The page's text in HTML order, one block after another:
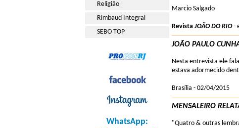
Religião
Rimbaud Integral
SEBO TOP
WhatsApp:
Marcio Salgado
RevistaJOÃO DO RIO-
JOÃO PAULO
Nesta entrevista ele
estava adormecido
Brasília - 02/04/2015
MENSALEIRO
"Quatro & outras